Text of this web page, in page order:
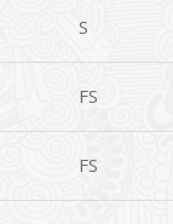
S
FS
FS